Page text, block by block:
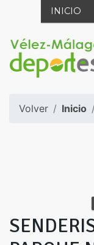
INICIO
Volver Inicio